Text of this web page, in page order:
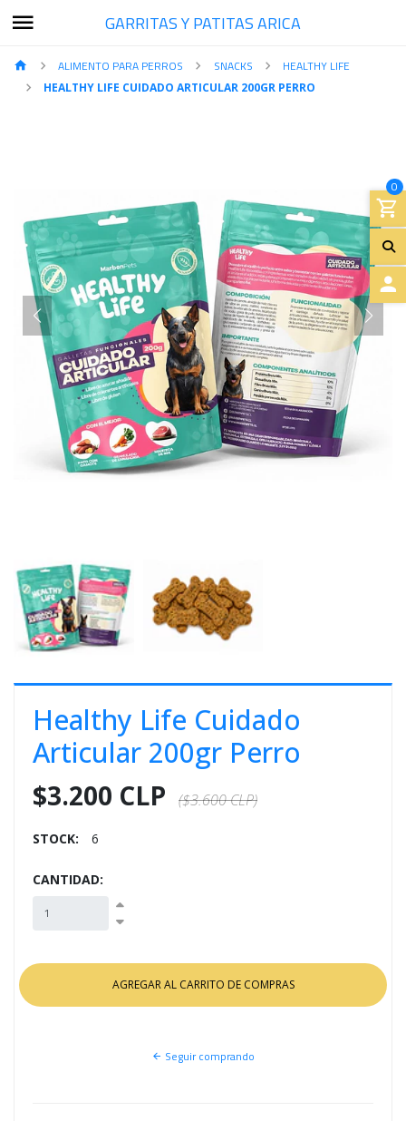
GARRITAS Y PATITAS ARICA
0
A
ALIMENTO PARA PERROS SNACKS HEALTHY LIFE
HEALTHY LIFE CUIDADO ARTICULAR 200GR PERRO
Healthy Life Cuidado
Articular 200gr Perro
$3.200 CLP ($3.600 CLP)
STOCK: 6
CANTIDAD:
Seguir comprando